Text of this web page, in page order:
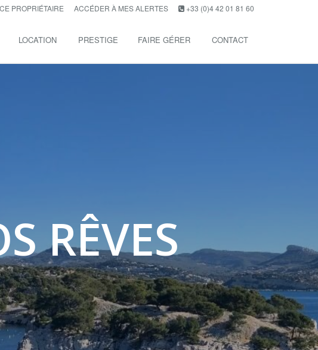
PROPRIÉTAIRE ACCÉDER À MES ALERTES +33 (0)4 42 01 81 60
LOCATION PRESTIGE FAIRE GÉRER CONTACT
RÊVES